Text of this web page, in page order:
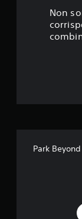
Non
Park Beyond